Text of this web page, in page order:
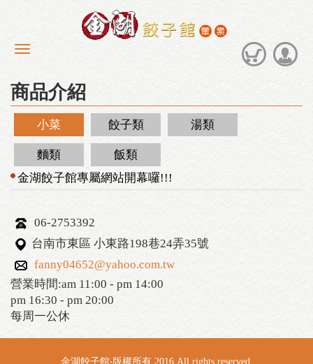
商品介紹
小菜 餃子類 湯類
麵類
飯類
金湖餃子館專屬網站開幕囉!!!
06-2753392
台南市東區 小東路198巷24弄35號
fanny04652@yahoo.com.tw
營業時間:am 11:00 - pm 14:00
pm 16:30 - pm 20:00
每周一公休
金湖餃子館‧版權所有 2016 All rights reserved.